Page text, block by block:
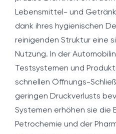
Lebensmittel- und
dank ihres hygienischen
reinigenden Struktur eine
Nutzung. In der
Testsystemen und
schnellen Öffnungs-
geringen Druckverlusts
Systemen erhöhen sie die
Petrochemie und der